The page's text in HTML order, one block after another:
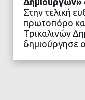
Στην τελική
πρωτοπόρο
Τρικαλινών
δημιούργησε